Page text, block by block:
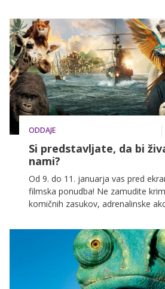
idealen trenutek, da pobegnemo
prepustimo uživanju v prijetnem
razgledih.
ODDAJE
Si predstavljate, da bi
nami?
Od 9. do 11. januarja vas pred
filmska ponudba! Ne zamudite
komičnih zasukov, adrenalinske